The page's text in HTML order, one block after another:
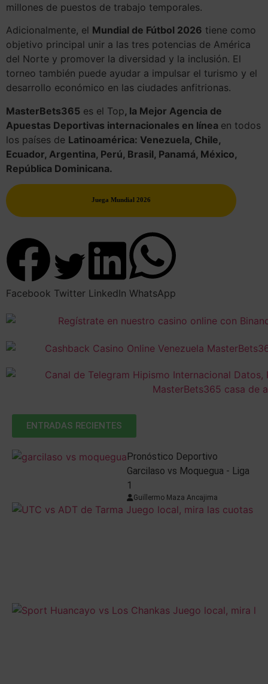
millones de puestos de trabajo temporales.
Adicionalmente, el Mundial de Fútbol 2026 tiene como
objetivo principal unir a las tres potencias de América
del Norte y promover la diversidad y la inclusión. El
torneo también puede ayudar a impulsar el turismo y el
desarrollo económico en las ciudades anfitrionas.
MasterBets365 es el Top, la Mejor Agencia de
Apuestas Deportivas internacionales en línea en todos
los países de Latinoamérica: Venezuela, Chile,
Ecuador, Argentina, Perú, Brasil, Panamá, México,
República Dominicana.
Juega Mundial 2026
Facebook Twitter LinkedIn WhatsApp
ENTRADAS RECIENTES
Pronóstico Deportivo
Garcilaso vs Moquegua - Liga
1
Guillermo Maza Ancajima